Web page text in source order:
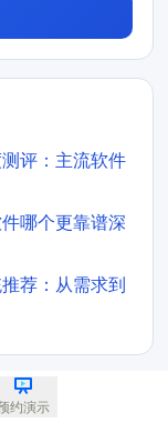
评：主流软件
哪个更靠谱深
荐：从需求到
约演示